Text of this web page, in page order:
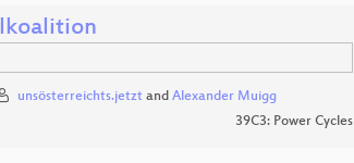
unsösterreichts.jetztand Alexander Muigg
39C3: Power Cycles